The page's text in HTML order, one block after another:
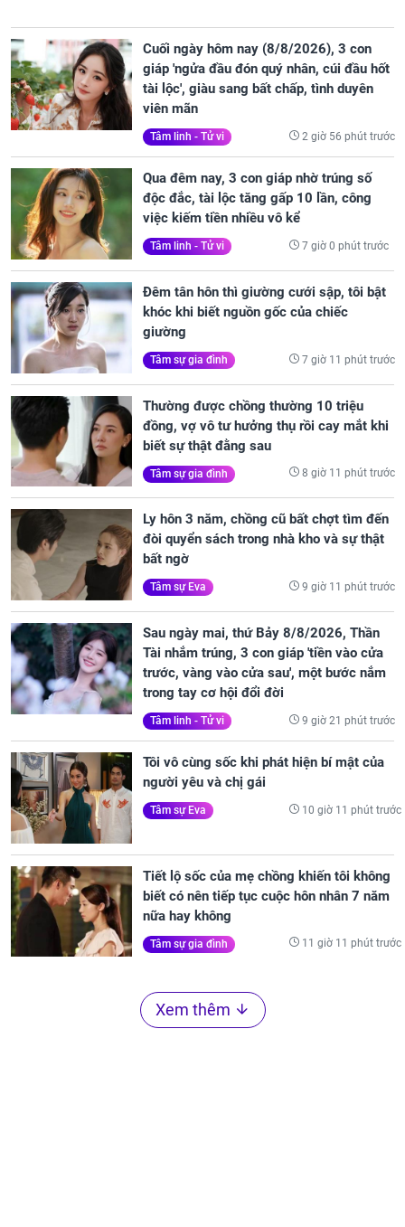
Cuối ngày hôm nay (8/8/2026), 3 con
giáp 'ngửa đầu đón quý nhân, cúi đầu hốt
tài lộc', giàu sang bất chấp, tình duyên
viên mãn
Tâm linh - Tử vi 2 giờ 56 phút trước
Qua đêm nay, 3 con giáp nhờ trúng số
độc đắc, tài lộc tăng gấp 10 lần, công
việc kiếm tiền nhiều vô kể
Tâm linh - Tử vi 7 giờ 0 phút trước
Đêm tân hôn thì giường cưới sập, tôi bật
khóc khi biết nguồn gốc của chiếc
giường
Tâm sự gia đình 7 giờ 11 phút trước
Thường được chồng thường 10 triệu
đồng, vợ vô tư hưởng thụ rồi cay mắt khi
biết sự thật đằng sau
Tâm sự gia đình 8 giờ 11 phút trước
Ly hôn 3 năm, chồng cũ bất chợt tìm đến
đòi quyển sách trong nhà kho và sự thật
bất ngờ
Tâm sự Eva 9 giờ 11 phút trước
Sau ngày mai, thứ Bảy 8/8/2026, Thần
Tài nhắm trúng, 3 con giáp 'tiền vào cửa
trước, vàng vào cửa sau', một bước nắm
trong tay cơ hội đổi đời
Tâm linh - Tử vi 9 giờ 21 phút trước
Tôi vô cùng sốc khi phát hiện bí mật của
người yêu và chị gái
Tâm sự Eva 10 giờ 11 phút trước
Tiết lộ sốc của mẹ chồng khiến tôi không
biết có nên tiếp tục cuộc hôn nhân 7 năm
nữa hay không
Tâm sự gia đình 11 giờ 11 phút trước
Xem thêm